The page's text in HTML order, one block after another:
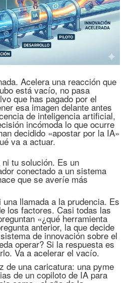
Acelera una reacción que
está vacío, no pasa
que has pagado por el
esa imagen delante antes
de inteligencia artificial,
incómoda lo que ocurre
decidido «apostar por la IA»
va a actuar.
tu solución. Es un
conectado a un sistema
que se averíe más
llamada a la prudencia. Es
los factores. Casi todas las
«¿qué herramienta
anterior, la que decide
de innovación sobre el
operar? Si la respuesta es
Va a acelerar el vacío.
de una caricatura: una pyme
de un copiloto de IA para